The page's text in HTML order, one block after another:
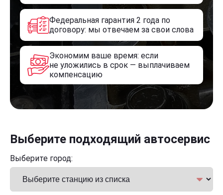
Федеральная гарантия 2 года по
договору: мы отвечаем за свои слова
Экономим ваше время: если
не уложились в срок — выплачиваем
компенсацию
Выберите подходящий автосервис
Выберите город: